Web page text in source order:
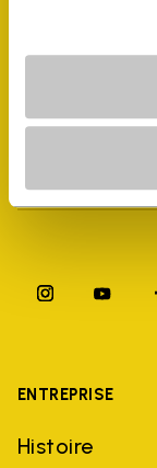
ENTREPRISE
Histoire